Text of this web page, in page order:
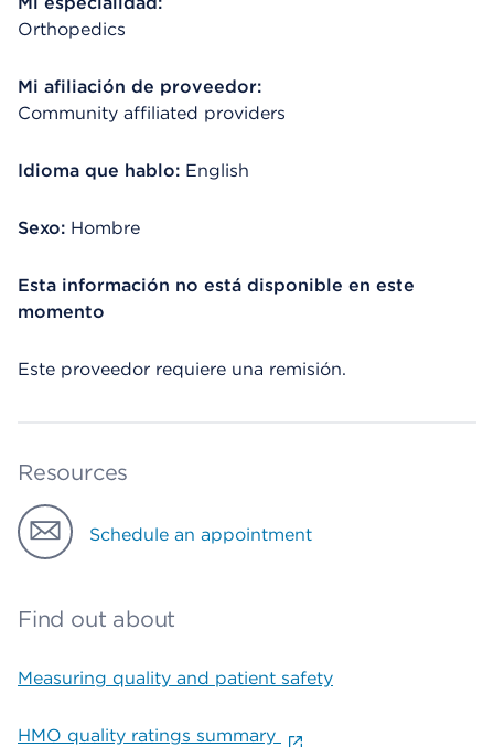
Orthopedics
Mi afiliación de proveedor:
Community affiliated providers
Idioma que hablo: English
Sexo: Hombre
Esta información no está disponible en este
momento
Este proveedor requiere una remisión.
Resources
Schedule an appointment
Find out about
Measuring quality and patient safety
HMO quality ratings summary